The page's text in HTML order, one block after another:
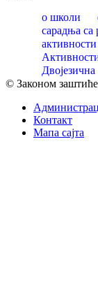
о школи
сарадња
активности
© Законом
Контакт
Mапа сајта